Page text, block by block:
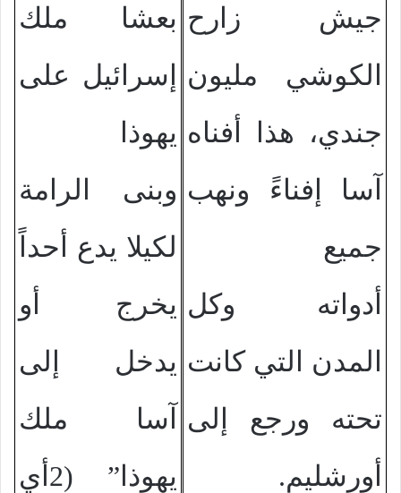
جيش زارح
الكوشي مليون
جندي، هذا أفناه
آسا إفناءً ونهب
جميع
أدواته وكل
المدن التي كانت
تحته ورجع إلى
أورشليم.
بعشا ملك
إسرائيل على
يهوذا
وبنى الرامة
لكيلا يدع أحداً
يخرج أو
يدخل إلى
آسا ملك
يهوذا” (2أي